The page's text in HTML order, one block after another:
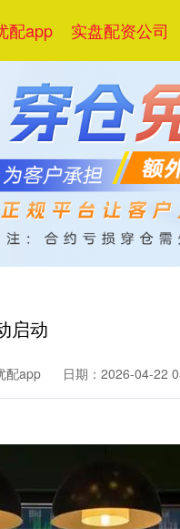
配app 实盘配资公司
启动
配app 日期：2026-04-22